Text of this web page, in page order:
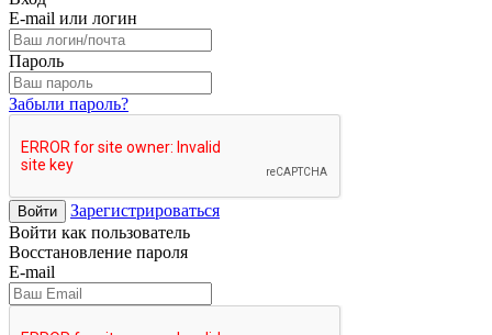
E-mail или логин
Пароль
Забыли пароль?
Войти
Зарегистрироваться
Войти как пользователь
Восстановление пароля
E-mail